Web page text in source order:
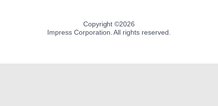
Copyright ©2026
Impress Corporation. All rights reserved.